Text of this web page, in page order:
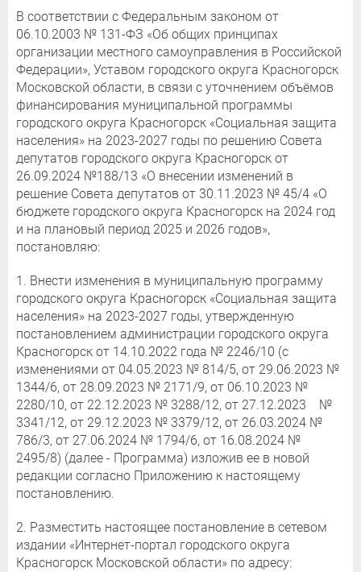
В соответствии с Федеральным законом от
06.10.2003 № 131-ФЗ «Об общих принципах
организации местного самоуправления в Российской
Федерации», Уставом городского округа Красногорск
Московской области, в связи с уточнением объёмов
финансирования муниципальной программы
городского округа Красногорск «Социальная защита
населения» на 2023-2027 годы по решению Совета
депутатов городского округа Красногорск от
26.09.2024 №188/13 «О внесении изменений в
решение Совета депутатов от 30.11.2023 № 45/4 «О
бюджете городского округа Красногорск на 2024 год
и на плановый период 2025 и 2026 годов»,
постановляю:
1. Внести изменения в муниципальную программу
городского округа Красногорск «Социальная защита
населения» на 2023-2027 годы, утвержденную
постановлением администрации городского округа
Красногорск от 14.10.2022 года № 2246/10 (с
изменениями от 04.05.2023 № 814/5, от 29.06.2023 №
1344/6, от 28.09.2023 № 2171/9, от 06.10.2023 №
2280/10, от 22.12.2023 № 3288/12, от 27.12.2023 №
3341/12, от 29.12.2023 № 3379/12, от 26.03.2024 №
786/3, от 27.06.2024 № 1794/6, от 16.08.2024 №
2495/8) (далее - Программа) изложив ее в новой
редакции согласно Приложению к настоящему
постановлению.
2. Разместить настоящее постановление в сетевом
издании «Интернет-портал городского округа
Красногорск Московской области» по адресу: